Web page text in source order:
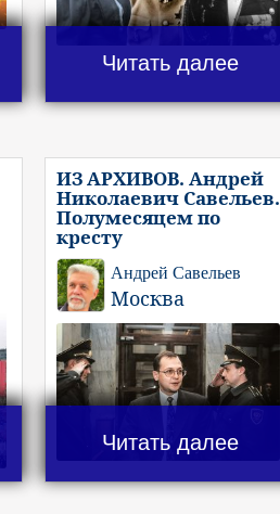
Читать далее
ИЗ АРХИВОВ. Андрей
Николаевич Савельев.
Полумесяцем по
кресту
Андрей Савельев
Москва
Читать далее